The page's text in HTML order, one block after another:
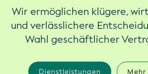
Wir ermöglichen klügere,
und verlässlichere
Wahl geschäftlicher
Dienstleistungen